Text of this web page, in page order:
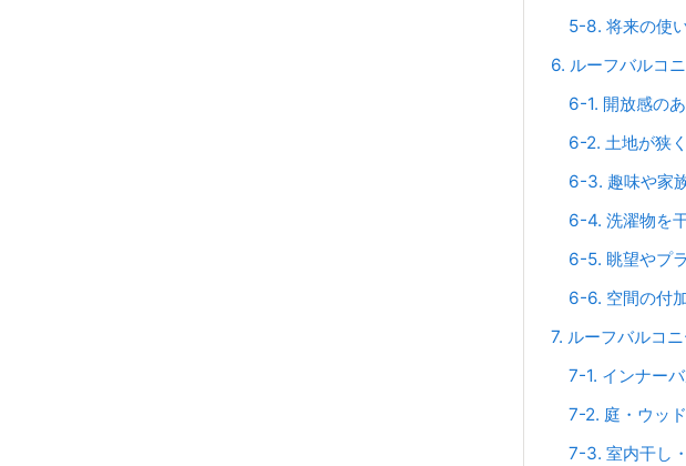
5-8. 将来の使
6. ルーフバルコ
6-1. 開放感の
6-2. 土地が狭
6-3. 趣味や家
6-4. 洗濯物を
6-5. 眺望やプ
6-6. 空間の付
7. ルーフバルコ
7-1. インナー
7-2. 庭・ウッ
7-3. 室内干し